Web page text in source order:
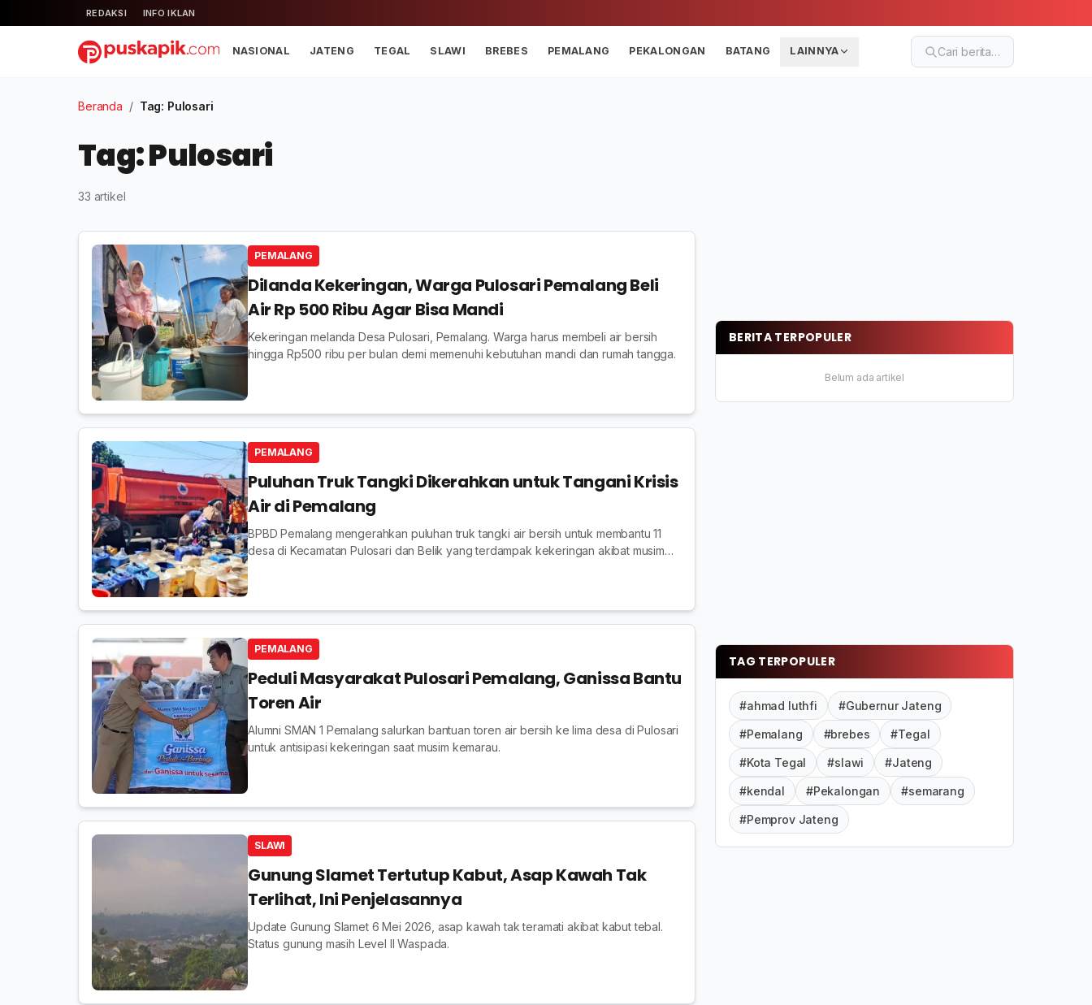
REDAKSI INFO IKLAN
NASIONAL JATENG TEGAL SLAWI BREBES PEMALANG PEKALONGAN BATANG LAINNYA Cari berita…
Beranda / Tag: Pulosari
Tag: Pulosari
33 artikel
PEMALANG
Dilanda Kekeringan, Warga Pulosari Pemalang Beli
Air Rp 500 Ribu Agar Bisa Mandi
Kekeringan melanda Desa Pulosari, Pemalang. Warga harus membeli air bersih
hingga Rp500 ribu per bulan demi memenuhi kebutuhan mandi dan rumah tangga.
PEMALANG
Puluhan Truk Tangki Dikerahkan untuk Tangani Krisis
Air di Pemalang
BPBD Pemalang mengerahkan puluhan truk tangki air bersih untuk membantu 11
desa di Kecamatan Pulosari dan Belik yang terdampak kekeringan akibat musim
PEMALANG
Peduli Masyarakat Pulosari Pemalang, Ganissa Bantu
Toren Air
Alumni SMAN 1 Pemalang salurkan bantuan toren air bersih ke lima desa di Pulosari
untuk antisipasi kekeringan saat musim kemarau.
SLAWI
Gunung Slamet Tertutup Kabut, Asap Kawah Tak
Terlihat, Ini Penjelasannya
Update Gunung Slamet 6 Mei 2026, asap kawah tak teramati akibat kabut tebal.
Status gunung masih Level II Waspada.
BERITA TERPOPULER
Belum ada artikel
TAG TERPOPULER
#ahmad luthfi #Gubernur Jateng
#Pemalang #brebes #Tegal
#Kota Tegal #slawi #Jateng
#kendal #Pekalongan #semarang
#Pemprov Jateng